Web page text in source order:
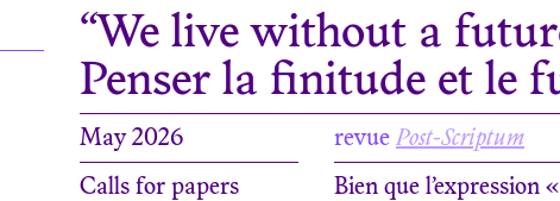
“We live without a
Penser la finitude et le
May 2026
Calls for papers
revuePost-Scriptum
Bien que